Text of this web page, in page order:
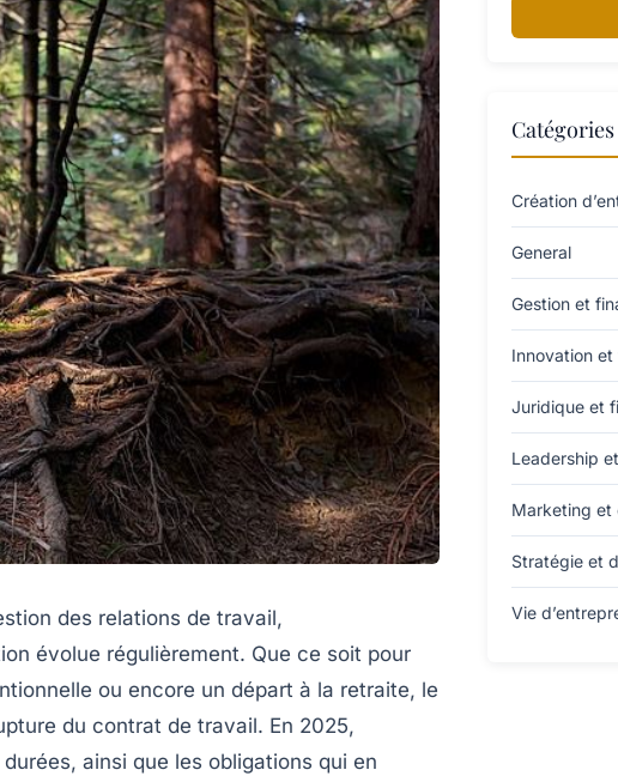
des relations de travail,
évolue régulièrement. Que ce soit pour
ou encore un départ à la retraite, le
du contrat de travail. En 2025,
ainsi que les obligations qui en
Catégories
Création
General
Gestion et
Innovation
Juridique et
Leadership
Marketing et
Stratégie et
Vie